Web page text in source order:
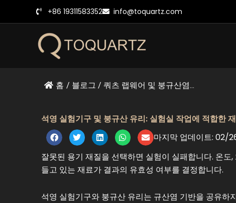
+86 19311583352 info@toquartz.com
홈 / 블로그 / 쿼츠 랩웨어 및 붕규산염...
석영 실험기구 및 붕규산 유리: 실험실 작업에 적합한
마지막 업데이트: 02/
잘못된 용기 재질을 선택하면 실험이 실패합니다. 온
들고 있는 재료가 결과의 유효성 여부를 결정합니다.
석영 실험기구와 붕규산 유리는 규산염 기반을 공유하